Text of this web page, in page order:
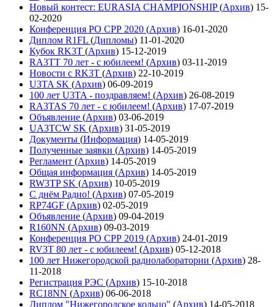
Новый контест: EURASIA CHAMPIONSHIP(Архив) 15-
02-2020
Конференция РО СРР 2020 (Архив) 16-01-2020
Диплом R1FL (Дипломы) 11-01-2020
Кубок RK3T (Архив) 15-12-2019
RA3TT 70 лет - с юбилеем! (Архив) 03-11-2019
Новости с RK3T (Архив) 22-10-2019
U3TA SK (Архив) 06-09-2019
100 лет U3TA - поздравляем! (Архив) 26-08-2019
RA3TAS 70 лет - с юбилеем! (Архив) 17-07-2019
Объявление (Архив) 03-06-2019
UA3TCW SK (Архив) 31-05-2019
Документы (Информация) 14-05-2019
Полученные заявки (Архив) 14-05-2019
Регламент (Архив) 14-05-2019
Общая информация (Архив) 14-05-2019
RW3TP SK (Архив) 10-05-2019
С днём Радио! (Архив) 07-05-2019
RP74GF (Архив) 02-05-2019
Объявление (Архив) 09-04-2019
R160NN (Архив) 09-03-2019
Конференция РО СРР 2019 (Архив) 24-01-2019
RV3T 80 лет - с юбилеем! (Архив) 05-12-2018
100 лет Нижегородской радиолаборатории (Архив) 28-
11-2018
Регистрация РЭС (Архив) 15-10-2018
RC18NN (Архив) 06-06-2018
Диплом "Нижегородское кольцо" (Архив) 14-05-2018